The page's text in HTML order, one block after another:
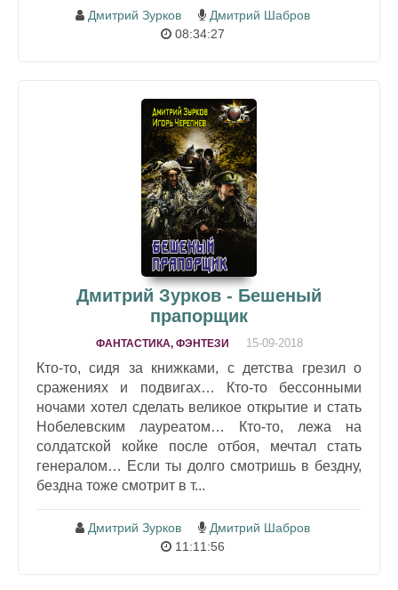
Дмитрий Зурков
Дмитрий Шабров
08:34:27
Дмитрий Зурков - Бешеный
прапорщик
ФАНТАСТИКА, ФЭНТЕЗИ 15-09-2018
Кто-то, сидя за книжками, с детства грезил о
сражениях и подвигах… Кто-то бессонными
ночами хотел сделать великое открытие и стать
Нобелевским лауреатом… Кто-то, лежа на
солдатской койке после отбоя, мечтал стать
генералом… Если ты долго смотришь в бездну,
бездна тоже смотрит в т...
Дмитрий Зурков
Дмитрий Шабров
11:11:56